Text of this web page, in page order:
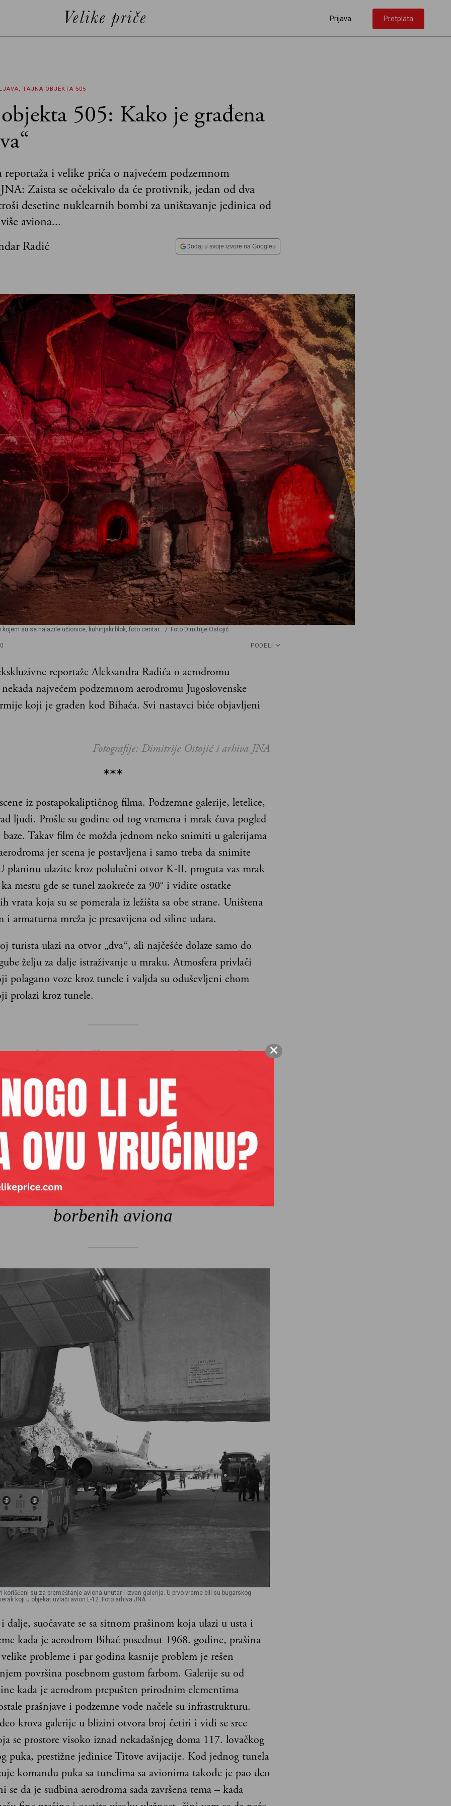
Prijava Pretplata
TAJNA OBJEKTA 505
505: Kako je građena
reportaža i velike priča o najvećem podzemnom
Zaista se očekivalo da će protivnik, jedan od dva
desetine nuklearnih bombi za uništavanje jedinica od
aviona...
Radić
Dodaj u svoje izvore na Googleu
su se nalazile učionice, kuhinjski blok, foto centar… / .Foto Dimitrije Ostojić
PODELI
reportaže Aleksandra Radića o aerodromu
najvećem podzemnom aerodromu Jugoslovenske
koji je građen kod Bihaća. Svi nastavci biće objavljeni
Fotografije: Dimitrije Ostojić i arhiva JNA
***
iz postapokaliptičnog filma. Podzemne galerije, letelice,
ljudi. Prošle su godine od tog vremena i mrak čuva pogled
baze. Takav film će možda jednom neko snimiti u galerijama
jer scena je postavljena i samo treba da snimite
planinu ulazite kroz polulučni otvor K-II, proguta vas mrak
mestu gde se tunel zaokreće za 90° i vidite ostatke
vrata koja su se pomerala iz ležišta sa obe strane. Uništena
i armaturna mreža je presavijena od siline udara.
turista ulazi na otvor „dva“, ali najčešće dolaze samo do
želju za dalje istraživanje u mraku. Atmosfera privlači
polagano voze kroz tunele i valjda su oduševljeni ehom
prolazi kroz tunele.
se da je sudbina aerodroma sada
tema – kada udišete smešu fine
i osetite visoku vlažnost, čini
se da neće svod još puno izdržati
planine Plješevice u kojoj su
JNA od 1957. do 1967.
probili tunele za smeštaj
borbenih aviona
korišćeni su za premeštanje aviona unutar i izvan galerija. U prvo vreme bili su bugarskog
koji u objekat uvlači avion L-12. Foto arhiva JNA
dalje, suočavate se sa sitnom prašinom koja ulazi u usta i
kada je aerodrom Bihać posednut 1968. godine, prašina
probleme i par godina kasnije problem je rešen
površina posebnom gustom farbom. Galerije su od
kada je aerodrom prepušten prirodnim elementima
prašnjave i podzemne vode načele su infrastrukturu.
krova galerije u blizini otvora broj četiri i vidi se srce
se prostore visoko iznad nekadašnjeg doma 117. lovačkog
puka, prestižne jedinice Titove avijacije. Kod jednog tunela
komandu puka sa tunelima sa avionima takođe je pao deo
se da je sudbina aerodroma sada završena tema – kada